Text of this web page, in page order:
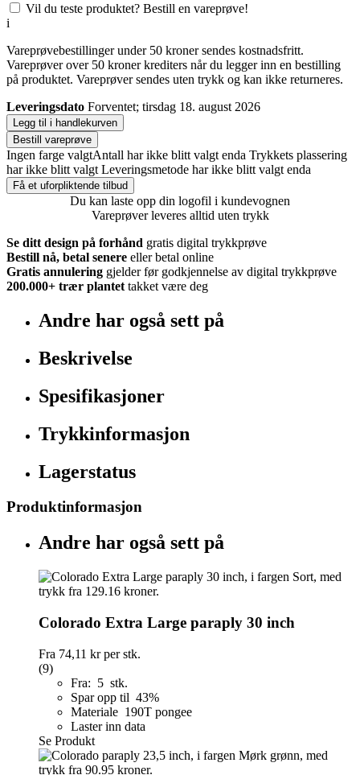
Vil du teste produktet? Bestill en vareprøve!
i
Vareprøvebestillinger under 50 kroner sendes kostnadsfritt.
Vareprøver over 50 kroner krediters når du legger inn en bestilling
på produktet. Vareprøver sendes uten trykk og kan ikke returneres.
Leveringsdato Forventet; tirsdag 18. august 2026
Legg til i handlekurven
Bestill vareprøve
Ingen farge valgtAntall har ikke blitt valgt enda Trykkets plassering
har ikke blitt valgt Leveringsmetode har ikke blitt valgt enda
Få et uforpliktende tilbud
Du kan laste opp din logofil i kundevognen
Vareprøver leveres alltid uten trykk
Se ditt design på forhånd gratis digital trykkprøve
Bestill nå, betal senere eller betal online
Gratis annulering gjelder før godkjennelse av digital trykkprøve
200.000+ trær plantet takket være deg
Andre har også sett på
Beskrivelse
Spesifikasjoner
Trykkinformasjon
Lagerstatus
Produktinformasjon
Andre har også sett på
Colorado Extra Large paraply 30 inch
Fra 74,11 krper stk.
(9)
Fra: 5 stk.
Spar opp til 43%
Materiale 190T pongee
Laster inn data
Se Produkt